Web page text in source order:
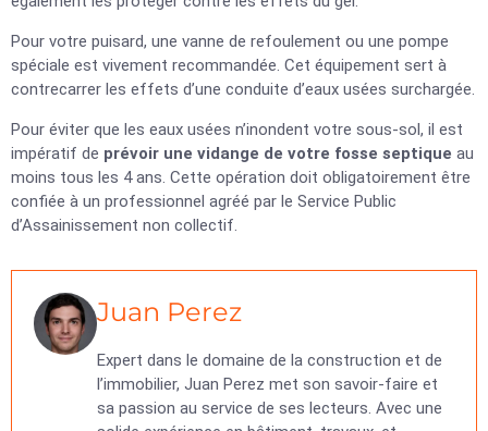
Pour votre puisard, une vanne de refoulement ou une pompe
spéciale est vivement recommandée. Cet équipement sert à
contrecarrer les effets d’une conduite d’eaux usées surchargée.
Pour éviter que les eaux usées n’inondent votre sous-sol, il est
impératif de prévoir une vidange de votre fosse septique au
moins tous les 4 ans. Cette opération doit obligatoirement être
confiée à un professionnel agréé par le Service Public
d’Assainissement non collectif.
Juan Perez
Expert dans le domaine de la construction et de
l’immobilier, Juan Perez met son savoir-faire et
sa passion au service de ses lecteurs. Avec une